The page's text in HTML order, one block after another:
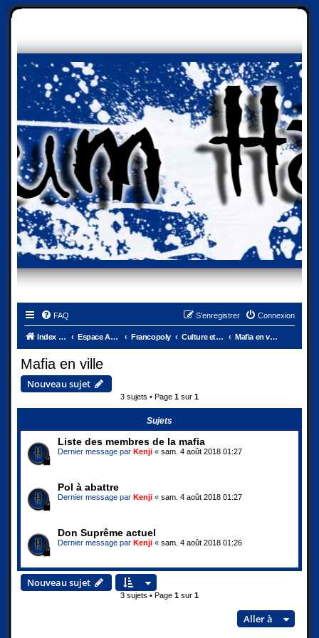
FAQ Connexion
S’enregistrer
Index du forum Espace Ambassades Francopoly Culture et vie de la ville Mafia en ville
Mafia en ville
Nouveau sujet
3 sujets • Page 1 sur 1
Sujets
Liste des membres de la mafia
Dernier message par Kenji « sam. 4 août 2018 01:27
Pol à abattre
Dernier message par Kenji « sam. 4 août 2018 01:27
Don Suprême actuel
Dernier message par Kenji « sam. 4 août 2018 01:26
Nouveau sujet
3 sujets • Page 1 sur 1
Aller à